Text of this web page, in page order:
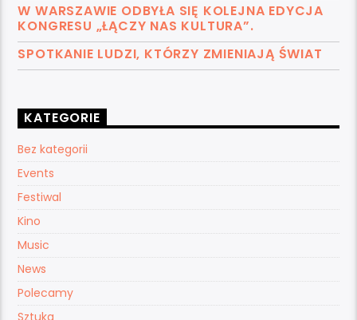
W WARSZAWIE ODBYŁA SIĘ KOLEJNA EDYCJA
KONGRESU „ŁĄCZY NAS KULTURA”.
SPOTKANIE LUDZI, KTÓRZY ZMIENIAJĄ ŚWIAT
KATEGORIE
Bez kategorii
Events
Festiwal
Kino
Music
News
Polecamy
Sztuka